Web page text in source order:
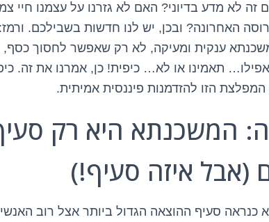
לא מדע בדיוני? האם לא גזרנו על עצמנו חיי
האחרונה? ובכן, יש לנו חדשות בשבילכם.
ענקית ומעיקה, לא רק שאפשר לחסוך
תאמינו או לא… כיפית! כן, אמרנו את זה.
הזו להזדמנות פיננסית אמיתית.
המשכנתא היא רק
(אבל איזה סעיף!)
כנראה סעיף ההוצאה הגדול ביותר אצל רוב